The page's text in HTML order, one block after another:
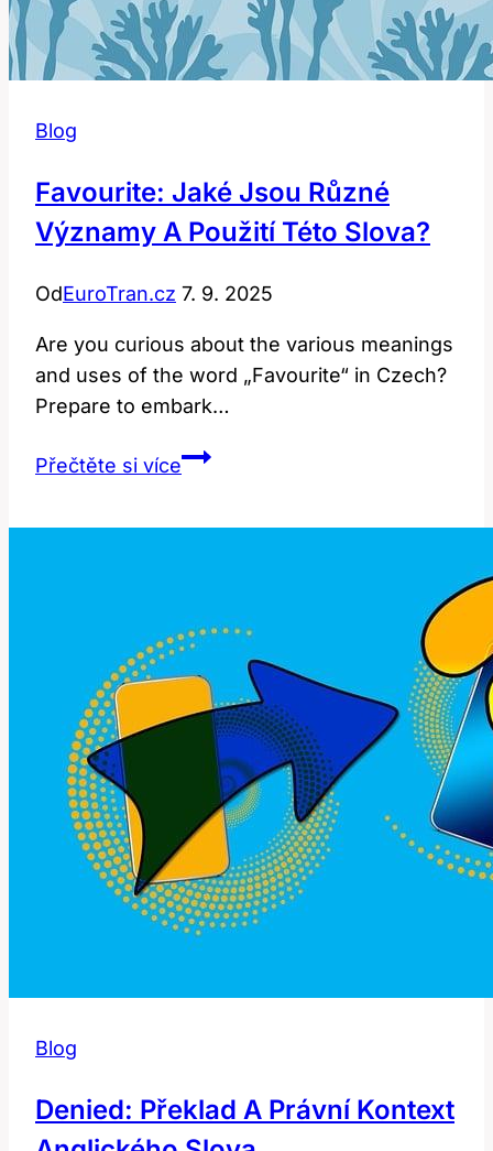
Blog
Favourite: Jaké Jsou Různé
Významy A Použití Této Slova?
OdEuroTran.cz 7. 9. 2025
Are you curious about the various meanings
and uses of the word „Favourite“ in Czech?
Prepare to embark…
Přečtěte si víceFavourite:
použití
této
slova?
Blog
Denied: Překlad A Právní Kontext